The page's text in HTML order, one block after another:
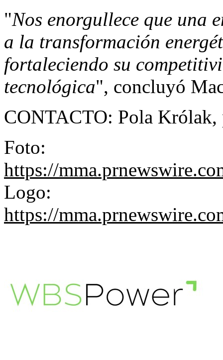
"Nos enorgullece que una
a la transformación
fortaleciendo su
tecnológica", concluyó
CONTACTO: Pola Królak,
Foto:
https://
Logo:
https://